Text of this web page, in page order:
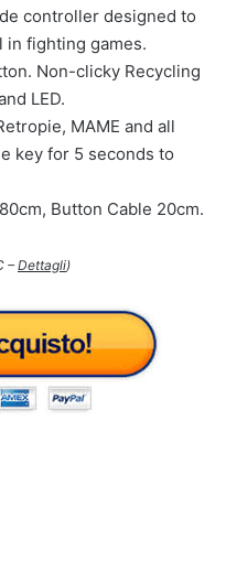
controller designed to
fighting games.
Non-clicky Recycling
LED.
MAME and all
key for 5 seconds to
Button Cable 20cm.
–Dettagli)